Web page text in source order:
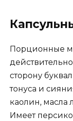
Порционные
сторону
тонуса и
каолин, масла
Имеет